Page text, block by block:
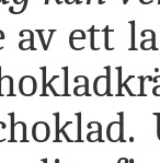
av ett